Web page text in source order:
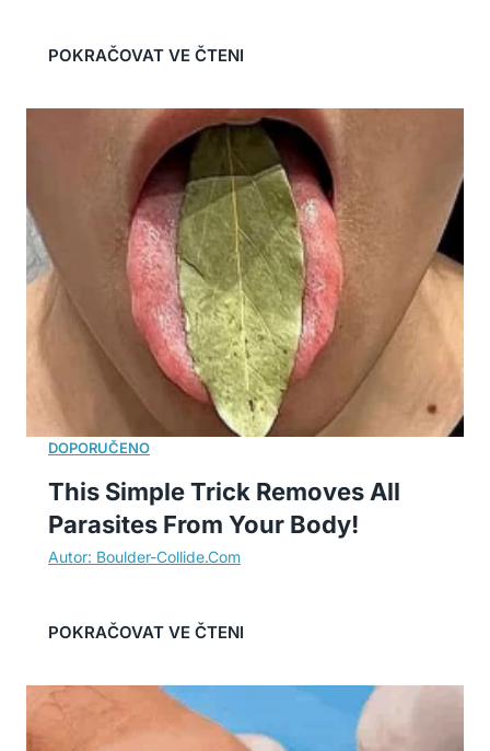
This Simple Trick Removes All
Parasites From Your Body!